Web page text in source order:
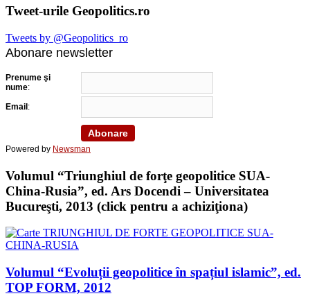
Tweet-urile Geopolitics.ro
Tweets by @Geopolitics_ro
Abonare newsletter
Prenume şi
nume:
Email :
Powered by Newsman
Volumul “Triunghiul de forţe geopolitice SUA-
China-Rusia”, ed. Ars Docendi – Universitatea
Bucureşti, 2013 (click pentru a achiziţiona)
Volumul “Evoluții geopolitice în spațiul islamic”, ed.
TOP FORM, 2012